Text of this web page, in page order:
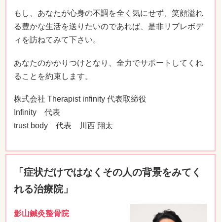
もし、あなたが心身の不調を全く気にせず、笑顔溢れ
る豊かな生活を送りたいのであれば、是非リブレボデ
ィを訪ねてみて下さい。
あなたのかかりつけとなり、全力でサポートしてくれ
ることを約束します。
株式会社 Therapist infinity 代表取締役
Infinity 代表
trust body 代表 川西 翔太
「症状だけではなくその人の背景をみてく
れる治療院」
影山鍼灸整骨院